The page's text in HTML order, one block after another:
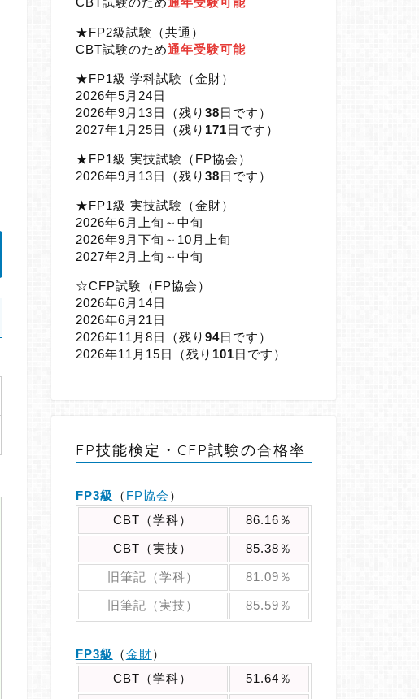
★FP2級試験（共通）
CBT試験のため通年受験可能
★FP1級 学科試験（金財）
2026年5月24日
2026年9月13日（残り 38日です）
2027年1月25日（残り 171日です）
★FP1級 実技試験（FP協会）
2026年9月13日（残り 38日です）
★FP1級 実技試験（金財）
2026年6月上旬～中旬
2026年9月下旬～10月上旬
2027年2月上旬～中旬
☆CFP試験（FP協会）
2026年6月14日
2026年6月21日
2026年11月8日（残り 94日です）
2026年11月15日（残り 101日です）
FP技能検定・CFP試験の合格率
FP3級 （ FP協会 ）
CBT（学科）
86.16％
CBT（実技） 85.38％
旧筆記（学科） 81.09％
旧筆記（実技） 85.59％
FP3級 （金財）
CBT（学科）
51.64％